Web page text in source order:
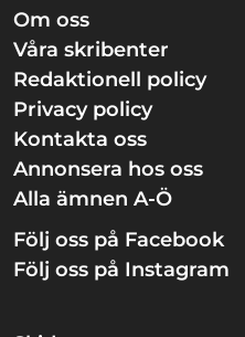
Om oss
Våra skribenter
Redaktionell policy
Privacy policy
Kontakta oss
Annonsera hos oss
Alla ämnen A-Ö
Följ oss på Facebook
Följ oss på Instagram